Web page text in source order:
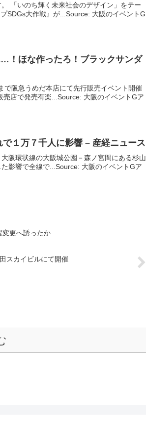
「いのち輝く未来社会のデザイン」をテー
SDGs大作戦』が...Source: 大阪のイベントG
！ほな作ったろ！ブラックサンダ
阪急うめだ本店にて先行販売イベント開催
店で発売有楽...Source: 大阪のイベントGア
１万７千人に影響 – 産経ニュース
阪環状線の大阪城公園－森ノ宮間にある杉山
影響で全線で...Source: 大阪のイベントGア
変更へ誘ったか
スカイビルにて開催